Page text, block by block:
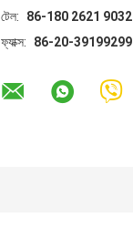
টেল:
86-180 2621 9032
ফ্যাক্স:
86-20-39199299